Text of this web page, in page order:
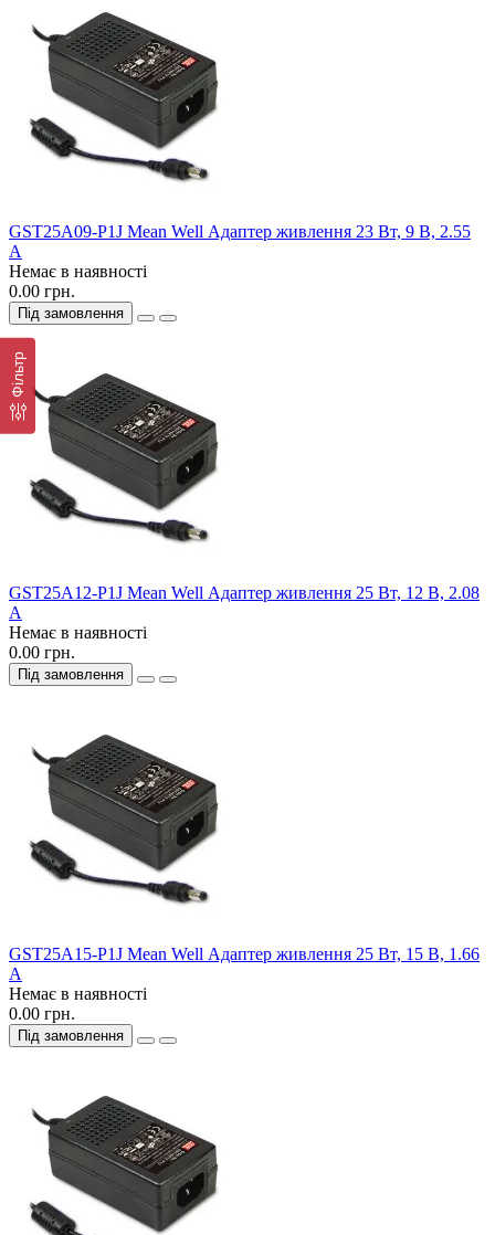
Фільтр
GST25A09-P1J Mean Well Адаптер живлення 23 Вт, 9 В, 2.55
А
Немає в наявності
0.00 грн.
Під замовлення
GST25A12-P1J Mean Well Адаптер живлення 25 Вт, 12 В, 2.08
А
Немає в наявності
0.00 грн.
Під замовлення
GST25A15-P1J Mean Well Адаптер живлення 25 Вт, 15 В, 1.66
А
Немає в наявності
0.00 грн.
Під замовлення